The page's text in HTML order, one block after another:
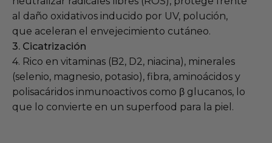
al daño oxidativos inducido por UV, polución,
que aceleran el envejecimiento cutáneo.
3. Cicatrización
4. Rico en vitaminas (B2, D2, niacina), minerales
(selenio, magnesio, potasio), fibra, aminoácidos y
polisacáridos inmunoactivos como β glucanos, lo
que lo convierte en un superfood para la piel.